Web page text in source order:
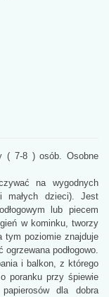
( 7-8 ) osób. Osobne
na wygodnych
małych dzieci). Jest
lub piecem
w kominku, tworzy
tym poziomie znajduje
podłogowo.
i balkon, z którego
poranku przy śpiewie
dla dobra